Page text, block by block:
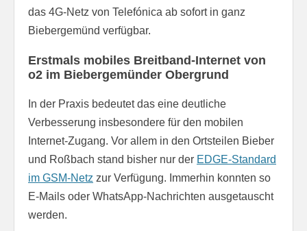
das 4G-Netz von Telefónica ab sofort in ganz
Biebergemünd verfügbar.
Erstmals mobiles Breitband-Internet von
o2 im Biebergemünder Obergrund
In der Praxis bedeutet das eine deutliche
Verbesserung insbesondere für den mobilen
Internet-Zugang. Vor allem in den Ortsteilen Bieber
und Roßbach stand bisher nur der EDGE-Standard
im GSM-Netz zur Verfügung. Immerhin konnten so
E-Mails oder WhatsApp-Nachrichten ausgetauscht
werden.